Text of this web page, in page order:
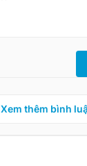
Xem thêm bình